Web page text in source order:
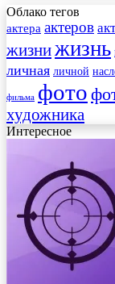
Облако тегов
актера актеров
жизнижизнь
личная личной
фильма фото
художника
Интересное